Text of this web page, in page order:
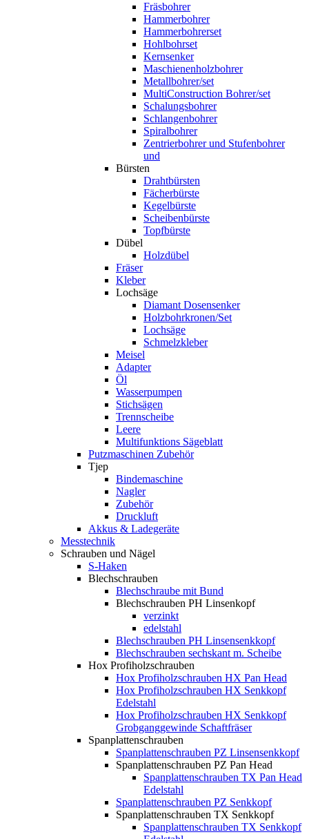
Fräsbohrer
Hammerbohrer
Hammerbohrerset
Hohlbohrset
Kernsenker
Maschienenholzbohrer
Metallbohrer/set
MultiConstruction Bohrer/set
Schalungsbohrer
Schlangenbohrer
Spiralbohrer
Zentrierbohrer und Stufenbohrer
und
Bürsten
Drahtbürsten
Fächerbürste
Kegelbürste
Scheibenbürste
Topfbürste
Dübel
Holzdübel
Fräser
Kleber
Lochsäge
Diamant Dosensenker
Holzbohrkronen/Set
Lochsäge
Schmelzkleber
Meisel
Adapter
Öl
Wasserpumpen
Stichsägen
Trennscheibe
Leere
Multifunktions Sägeblatt
Putzmaschinen Zubehör
Tjep
Bindemaschine
Nagler
Zubehör
Druckluft
Akkus & Ladegeräte
Messtechnik
Schrauben und Nägel
S-Haken
Blechschrauben
Blechschraube mit Bund
Blechschrauben PH Linsenkopf
verzinkt
edelstahl
Blechschrauben PH Linsensenkkopf
Blechschrauben sechskant m. Scheibe
Hox Profiholzschrauben
Hox Profiholzschrauben HX Pan Head
Hox Profiholzschrauben HX Senkkopf
Edelstahl
Hox Profiholzschrauben HX Senkkopf
Grobganggewinde Schaftfräser
Spanplattenschrauben
Spanplattenschrauben PZ Linsensenkkopf
Spanplattenschrauben PZ Pan Head
Spanplattenschrauben TX Pan Head
Edelstahl
Spanplattenschrauben PZ Senkkopf
Spanplattenschrauben TX Senkkopf
Spanplattenschrauben TX Senkkopf